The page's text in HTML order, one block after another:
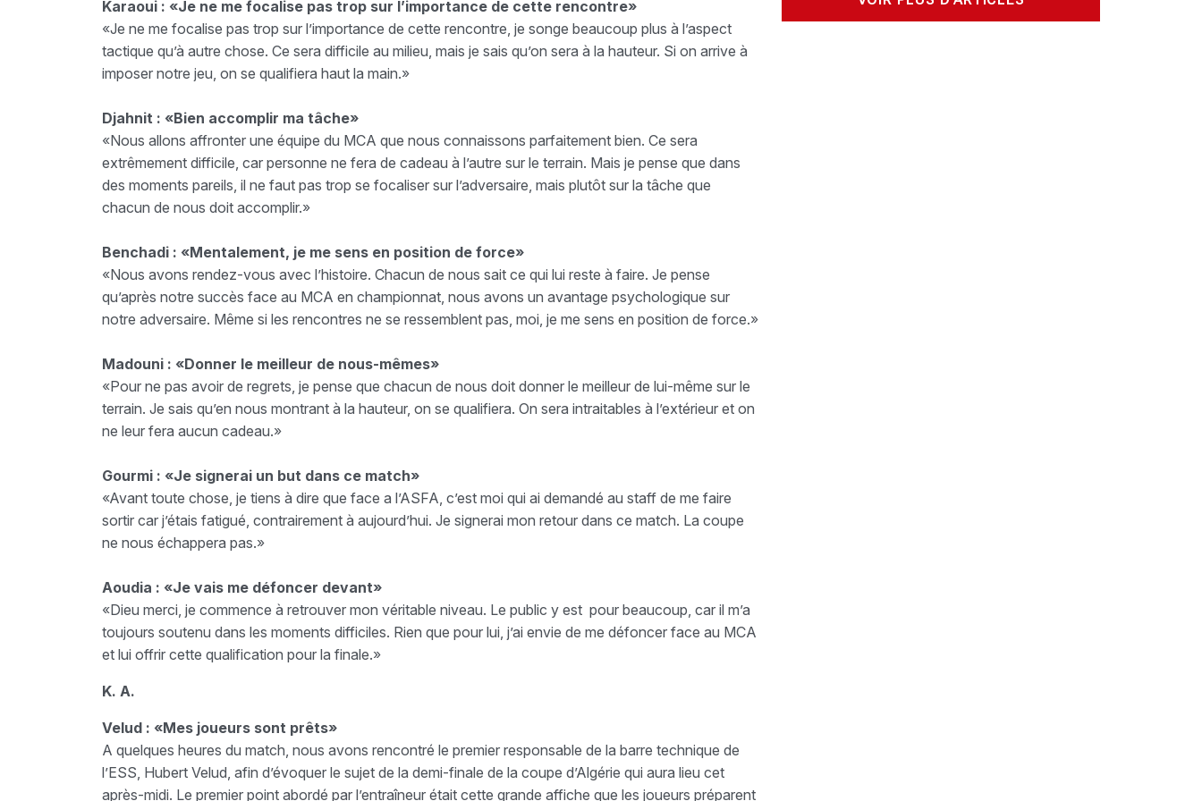
Karaoui : «Je ne me focalise pas trop sur l’importance de cette rencontre»
«Je ne me focalise pas trop sur l’importance de cette rencontre, je songe beaucoup plus à l’aspect
tactique qu’à autre chose. Ce sera difficile au milieu, mais je sais qu’on sera à la hauteur. Si on arrive à
imposer notre jeu, on se qualifiera haut la main.»
Djahnit : «Bien accomplir ma tâche»
«Nous allons affronter une équipe du MCA que nous connaissons parfaitement bien. Ce sera
extrêmement difficile, car personne ne fera de cadeau à l’autre sur le terrain. Mais je pense que dans
des moments pareils, il ne faut pas trop se focaliser sur l’adversaire, mais plutôt sur la tâche que
chacun de nous doit accomplir.»
Benchadi : «Mentalement, je me sens en position de force»
«Nous avons rendez-vous avec l’histoire. Chacun de nous sait ce qui lui reste à faire. Je pense
qu’après notre succès face au MCA en championnat, nous avons un avantage psychologique sur
notre adversaire. Même si les rencontres ne se ressemblent pas, moi, je me sens en position de force.»
Madouni : «Donner le meilleur de nous-mêmes»
«Pour ne pas avoir de regrets, je pense que chacun de nous doit donner le meilleur de lui-même sur le
terrain. Je sais qu’en nous montrant à la hauteur, on se qualifiera. On sera intraitables à l’extérieur et on
ne leur fera aucun cadeau.»
Gourmi : «Je signerai un but dans ce match»
«Avant toute chose, je tiens à dire que face a l’ASFA, c’est moi qui ai demandé au staff de me faire
sortir car j’étais fatigué, contrairement à aujourd’hui. Je signerai mon retour dans ce match. La coupe
ne nous échappera pas.»
Aoudia : «Je vais me défoncer devant»
«Dieu merci, je commence à retrouver mon véritable niveau. Le public y est pour beaucoup, car il m’a
toujours soutenu dans les moments difficiles. Rien que pour lui, j’ai envie de me défoncer face au MCA
et lui offrir cette qualification pour la finale.»
K. A.
Velud : «Mes joueurs sont prêts»
A quelques heures du match, nous avons rencontré le premier responsable de la barre technique de
l’ESS, Hubert Velud, afin d’évoquer le sujet de la demi-finale de la coupe d’Algérie qui aura lieu cet
après-midi. Le premier point abordé par l’entraîneur était cette grande affiche que les joueurs préparent